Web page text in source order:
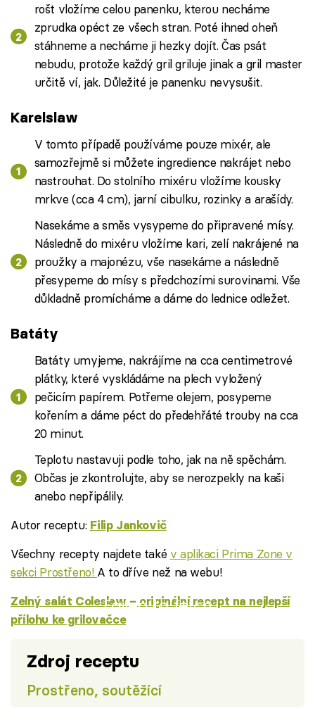
rošt vložíme celou panenku, kterou necháme
zprudka opéct ze všech stran. Poté ihned oheň
stáhneme a necháme ji hezky dojít. Čas psát
nebudu, protože každý gril griluje jinak a gril master
určitě ví, jak. Důležité je panenku nevysušit.
Karelslaw
V tomto případě používáme pouze mixér, ale
samozřejmě si můžete ingredience nakrájet nebo
nastrouhat. Do stolního mixéru vložíme kousky
mrkve (cca 4 cm), jarní cibulku, rozinky a arašídy.
Nasekáme a směs vysypeme do připravené mísy.
Následně do mixéru vložíme kari, zelí nakrájené na
proužky a majonézu, vše nasekáme a následně
přesypeme do mísy s předchozími surovinami. Vše
důkladně promícháme a dáme do lednice odležet.
Batáty
Batáty umyjeme, nakrájíme na cca centimetrové
plátky, které vyskládáme na plech vyložený
pečicím papírem. Potřeme olejem, posypeme
kořením a dáme péct do předehřáté trouby na cca
20 minut.
Teplotu nastavuji podle toho, jak na ně spěchám.
Občas je zkontrolujte, aby se nerozpekly na kaši
anebo nepřipálily.
Autor receptu: Filip Jankovič
Všechny recepty najdete také v aplikaci Prima Zone v
sekci Prostřeno! A to dříve než na webu!
Failed to fetch
Zelný salát Coleslaw – originální recept na nejlepší
přílohu ke grilovačce
Zdroj receptu
Prostřeno, soutěžící